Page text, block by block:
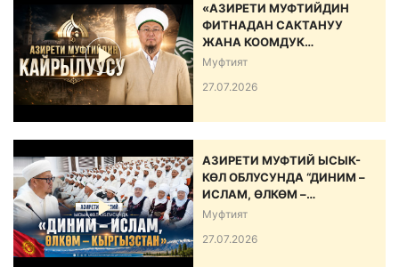
«АЗИРЕТИ МУФТИЙДИН
ФИТНАДАН САКТАНУУ
ЖАНА КООМДУК
ЫНТЫМАКТЫ БЕКЕМДӨӨ
Муфтият
27.07.2026
АЗИРЕТИ МУФТИЙ ЫСЫК-
КӨЛ ОБЛУСУНДА “ДИНИМ –
ИСЛАМ, ӨЛКӨМ –
КЫРГЫЗСТАН” АТТУУ ИШ-
Муфтият
27.07.2026